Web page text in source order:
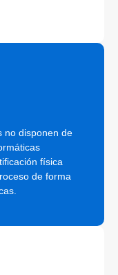
no disponen de
física
de forma